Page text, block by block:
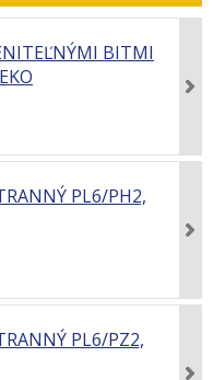
BITMI
PL6/PH2,
PL6/PZ2,